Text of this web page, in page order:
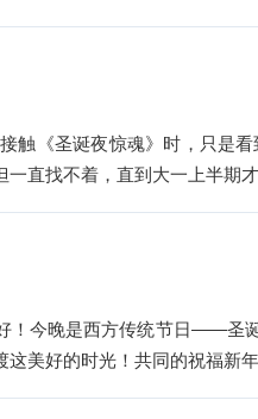
触《圣诞夜惊魂》时，只是
一直找不着，直到大一上半期
！今晚是西方传统节日——圣
这美好的时光！共同的祝福新